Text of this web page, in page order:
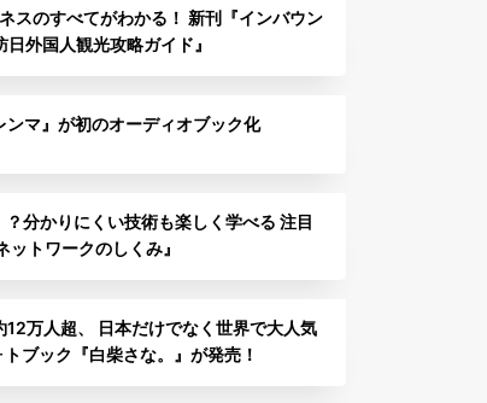
スのすべてがわかる！ 新刊『インバウン
外国人観光攻略ガイド』
マ』が初のオーディオブック化
分かりにくい技術も楽しく学べる 注目
トワークのしくみ』
万人超、 日本だけでなく世界で大人気
ブック『白柴さな。』が発売！